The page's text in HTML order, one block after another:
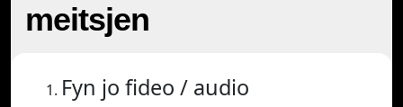
meitsjen
Fyn jo fideo / audio